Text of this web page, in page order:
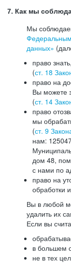
7. Как мы
Мы
данных»
право
(ст. 18
право на
Вы можете
(ст. 14
право
мы
(ст. 9
нам:
дом 48,
с нами по
право на
обработки
Вы в любой
удалить их
Если вы
в большем
не в тех